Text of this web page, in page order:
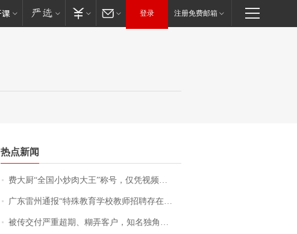
登录 注册免费邮箱
热点新闻
费大厨“全国小炒肉大王”称号，仅凭视频评出？中国烹饪协会回应
广东雷州通报“特殊教育学校教师招聘存在违规行为”：已启动问责程序 副校长被停职
被传交付严重超期、糊弄客户，知名独角兽车企创始人回应：都没证据，将依法采取措施，“本人长期与美国交管局保持沟通，对方表示肯定”